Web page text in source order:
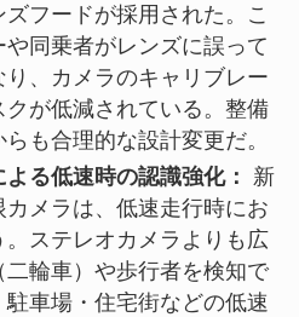
フードが採用された。こ
同乗者がレンズに誤って
、カメラのキャリブレー
クが低減されている。整備
も合理的な設計変更だ。
る低速時の認識強化：
新
メラは、低速走行時にお
ステレオカメラよりも広
輪車）や歩行者を検知で
車場・住宅街などの低速